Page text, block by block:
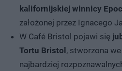
kalifornijskiej winnicy
założonej przez Ignacego
W Café Bristol pojawi się
Tortu Bristol, stworzona
najbardziej